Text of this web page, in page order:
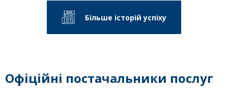
Більше історій успіху
Офіційні постачальники послуг